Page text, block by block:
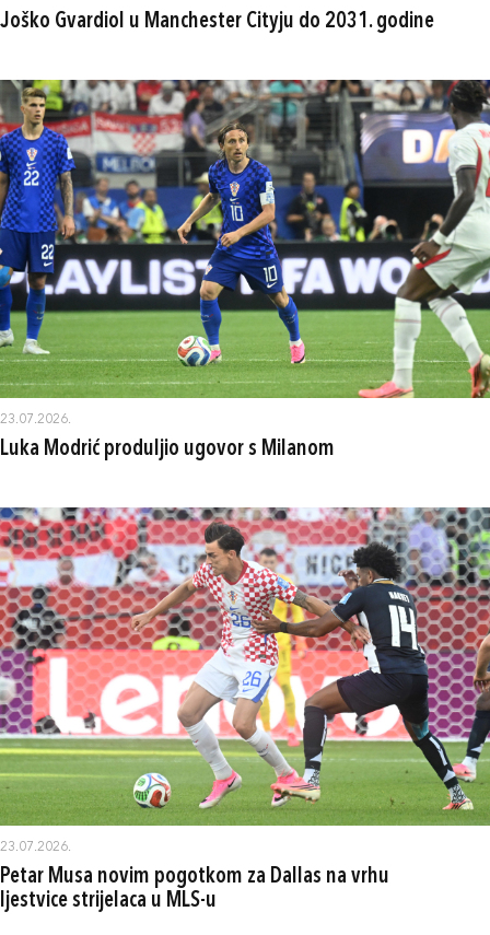
Joško Gvardiol u Manchester Cityju do 2031. godine
23.07.2026.
Luka Modrić produljio ugovor s Milanom
23.07.2026.
Petar Musa novim pogotkom za Dallas na vrhu
ljestvice strijelaca u MLS-u